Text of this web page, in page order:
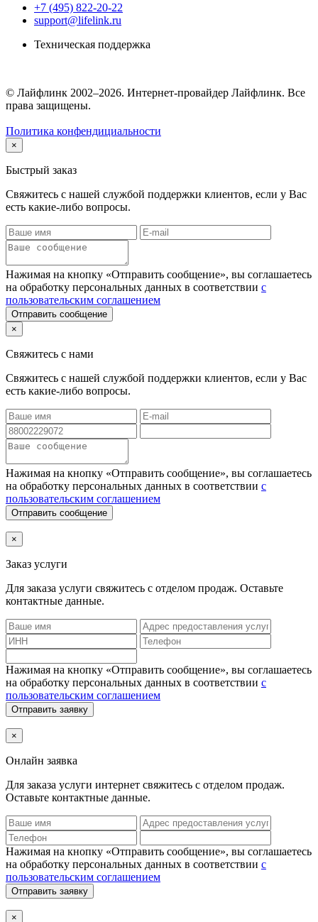
+7 (495) 822-20-22
support@lifelink.ru
Техническая поддержка
© Лайфлинк 2002–2026. Интернет-провайдер Лайфлинк. Все
права защищены.
Политика конфендициальности
×
Быстрый заказ
Свяжитесь с нашей службой поддержки клиентов, если у Вас
есть какие-либо вопросы.
Нажимая на кнопку «Отправить сообщение», вы соглашаетесь
на обработку персональных данных в соответствии с
пользовательским соглашением
Отправить сообщение
×
Свяжитесь с нами
Свяжитесь с нашей службой поддержки клиентов, если у Вас
есть какие-либо вопросы.
Нажимая на кнопку «Отправить сообщение», вы соглашаетесь
на обработку персональных данных в соответствии с
пользовательским соглашением
Отправить сообщение
×
Заказ услуги
Для заказа услуги свяжитесь с отделом продаж. Оставьте
контактные данные.
Нажимая на кнопку «Отправить сообщение», вы соглашаетесь
на обработку персональных данных в соответствии с
пользовательским соглашением
Отправить заявку
×
Онлайн заявка
Для заказа услуги интернет свяжитесь с отделом продаж.
Оставьте контактные данные.
Нажимая на кнопку «Отправить сообщение», вы соглашаетесь
на обработку персональных данных в соответствии с
пользовательским соглашением
Отправить заявку
×